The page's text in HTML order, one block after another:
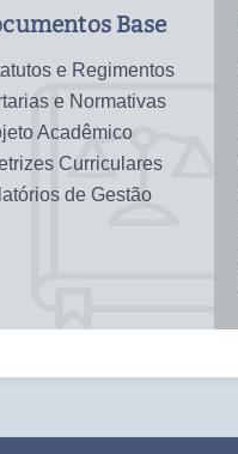
Base
e Regimentos
e Normativas
Acadêmico
Curriculares
de Gestão